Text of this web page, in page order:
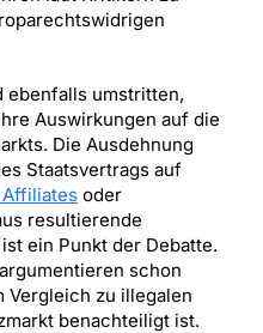
ebenfalls umstritten,
Auswirkungen auf die
Die Ausdehnung
Staatsvertrags auf
Affiliatesoder
resultierende
ein Punkt der Debatte.
schon
Vergleich zu illegalen
benachteiligt ist.